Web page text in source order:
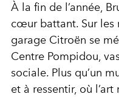
À la fin de l’année,
cœur battant. Sur les
garage Citroën se
Centre Pompidou,
sociale. Plus qu’un
et à ressentir, où